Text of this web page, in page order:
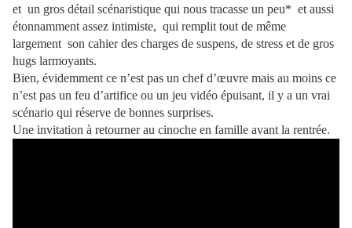
et un gros détail scénaristique qui nous tracasse un peu* et aussi
étonnamment assez intimiste, qui remplit tout de même
largement son cahier des charges de suspens, de stress et de gros
hugs larmoyants.
Bien, évidemment ce n’est pas un chef d’œuvre mais au moins ce
n’est pas un feu d’artifice ou un jeu vidéo épuisant, il y a un vrai
scénario qui réserve de bonnes surprises.
Une invitation à retourner au cinoche en famille avant la rentrée.